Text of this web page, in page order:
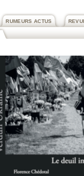
RUMEURS ACTUS